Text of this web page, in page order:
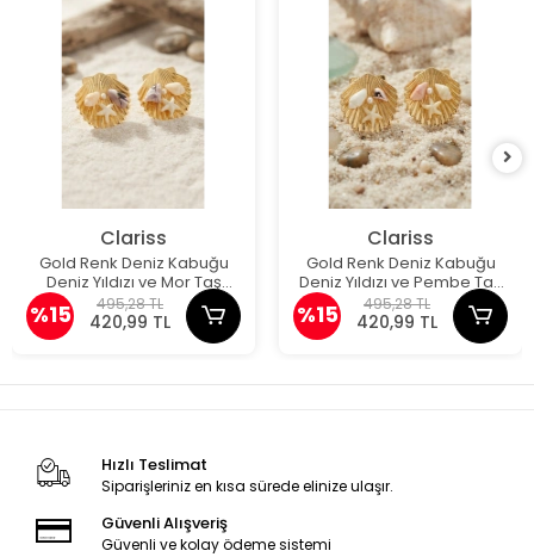
Clariss
Gold Renk Deniz Kabuğu
Deniz Yıldızı ve Mor Taş
Detaylı Küpe
%15 495,28 TL
420,99 TL
Clariss
Gold Renk Deniz Kabuğu
Deniz Yıldızı ve Pembe Taş
Detaylı Küpe
%15 495,28 TL
420,99 TL
Hızlı Teslimat
Siparişleriniz en kısa sürede elinize ulaşır.
Güvenli Alışveriş
Güvenli ve kolay ödeme sistemi